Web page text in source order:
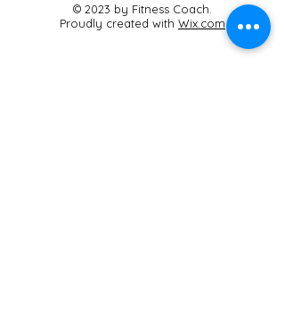
© 2023 by Fitness Coach.
Proudly created with Wix.com